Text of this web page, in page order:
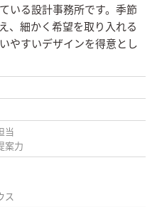
いる設計事務所です。季節
、細かく希望を取り入れる
やすいデザインを得意とし
当
案力
ス